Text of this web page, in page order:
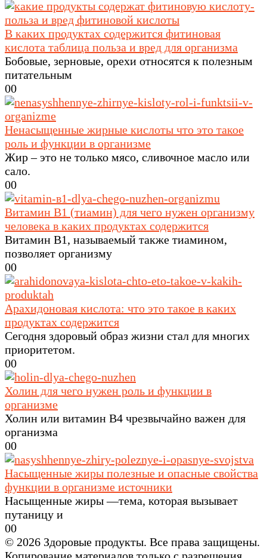
В каких продуктах содержится фитиновая
кислота таблица польза и вред для организма
Бобовые, зерновые, орехи относятся к полезным
питательным
00
Ненасыщенные жирные кислоты что это такое
роль и функции в организме
Жир – это не только мясо, сливочное масло или
сало.
00
Витамин В1 (тиамин) для чего нужен организму
человека в каких продуктах содержится
Витамин B1, называемый также тиамином,
позволяет организму
00
Арахидоновая кислота: что это такое в каких
продуктах содержится
Сегодня здоровый образ жизни стал для многих
приоритетом.
00
Холин для чего нужен роль и функции в
организме
Холин или витамин B4 чрезвычайно важен для
организма
00
Насыщенные жиры полезные и опасные свойства
функции в организме источники
Насыщенные жиры —тема, которая вызывает
путаницу и
00
© 2026 Здоровые продукты. Все права защищены.